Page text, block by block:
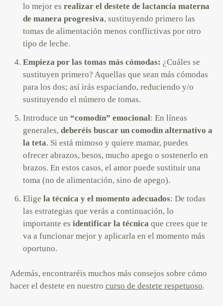
lo mejor es realizar el destete de lactancia materna
de manera progresiva, sustituyendo primero las
tomas de alimentación menos conflictivas por otro
tipo de leche.
Empieza por las tomas más cómodas: ¿Cuáles se
sustituyen primero? Aquellas que sean más cómodas
para los dos; así irás espaciando, reduciendo y/o
sustituyendo el número de tomas.
Introduce un “comodín” emocional: En líneas
generales, deberéis buscar un comodín alternativo a
la teta. Si está mimoso y quiere mamar, puedes
ofrecer abrazos, besos, mucho apego o sostenerlo en
brazos. En estos casos, el amor puede sustituir una
toma (no de alimentación, sino de apego).
Elige la técnica y el momento adecuados: De todas
las estrategias que verás a continuación, lo
importante es identificar la técnica que crees que te
va a funcionar mejor y aplicarla en el momento más
oportuno.
Además, encontraréis muchos más consejos sobre cómo
hacer el destete en nuestro curso de destete respetuoso.